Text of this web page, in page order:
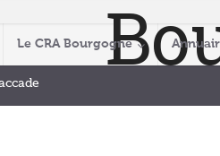
Le CRA Bourgogne